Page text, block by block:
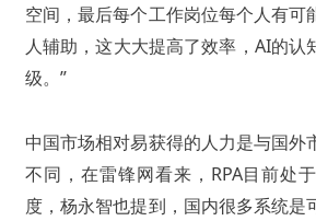
空间，最后每个工作岗位每个人有可
人辅助，这大大提高了效率，AI的认
级。”
中国市场相对易获得的人力是与国外
不同，在雷锋网看来，RPA目前处
度，杨永智也提到，国内很多系统是